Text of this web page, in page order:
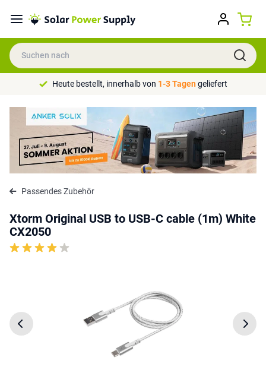
Heute bestellt, innerhalb von 1-3 Tagengeliefert
Passendes Zubehör
Xtorm Original USB to USB-C cable (1m) White
CX2050